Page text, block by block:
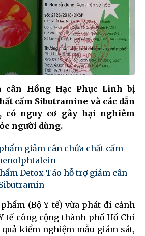
cân Hồng Hạc Phục Linh bị
cấm Sibutramine và các dẫn
có nguy cơ gây hại nghiêm
người dùng.
giảm cân chứa chất cấm
Detox Táo hỗ trợ giảm cân
(Bộ Y tế) vừa phát đi cảnh
tế công cộng thành phố Hồ Chí
kiểm nghiệm mẫu giám sát,